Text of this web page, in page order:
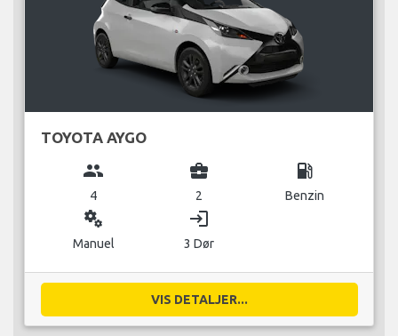
TOYOTA AYGO
group
4
business_center
2
local_gas_station
Benzin
miscellaneous_services
Manuel
login
3 Dør
VIS DETALJER...